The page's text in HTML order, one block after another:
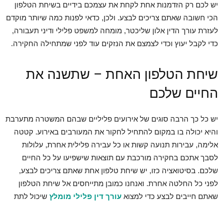
יש לכם רק הזדמנות אחת לקחת את עצמכם בידיים בשיחת הטלפון
הכי חשובה שאתם צריכים לבצע. ולכן, כדאי לפנות כמה שיותר מוקדם
לעזרת עורך הדין אלון שליכטר, מומחה למשפט פלילי ודיני תעבורה,
כדי לקבל יעוץ וכדי לצמצם את הנזקים עוד לפני שמתחילה החקירה.
שיחת הטלפון האחת – שתשנה את
החיים שלכם
יש כל כך הרבה סוגים של אירועים פליליים שבהם המשטרה מתערבת
והיא יכולה בו במקום להתחיל לחקור את המעורבים באירוע. קטטה
אלימה, עבירות תנועה קשות או כל עבירה פלילית אחרת, עלולות
לסבך אתכם בחקירה מורכבת עם תוצאות שישפיעו על כל החיים
שלכם. בסיטואציה כזו, יש שיחת טלפון אחת שאתם צריכים לבצע,
לפני כל החלטה אחרת. ואנחנו כמובן מתייחסים אל שיחת הטלפון
שאתם חייבים לבצע כדי למצוא עורך דין פלילי מומלץ שיכול לתת